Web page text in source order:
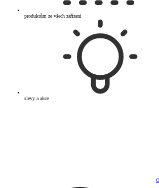
produktům ze všech zařízení
slevy a akce